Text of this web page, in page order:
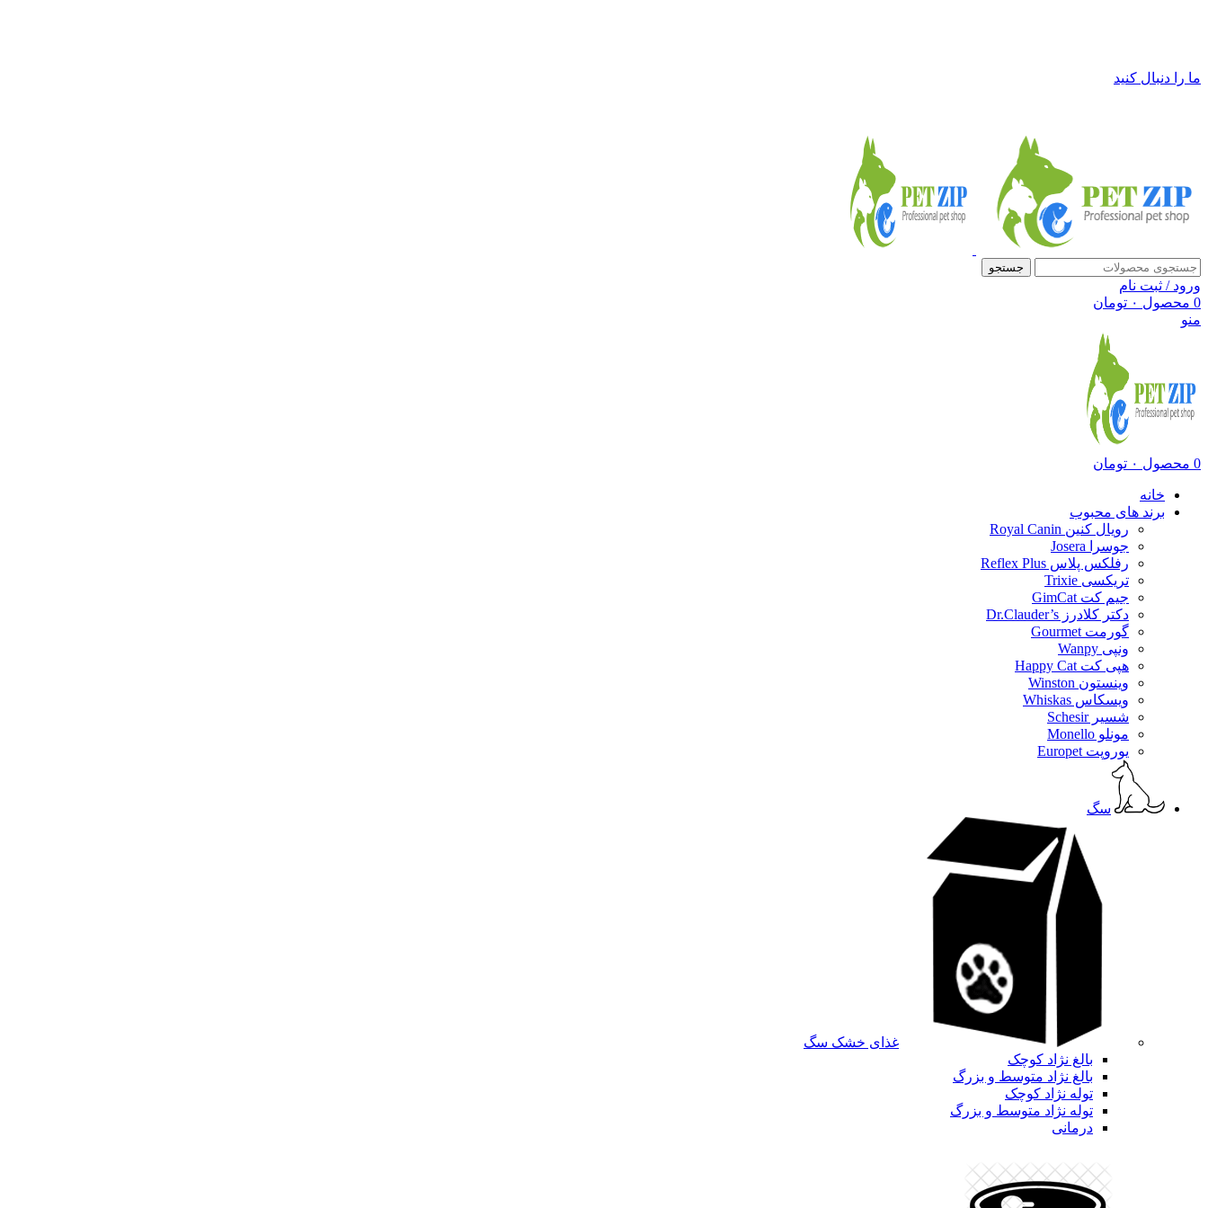
ما را دنبال کنید
جستجو
ورود / ثبت نام
0 محصول ۰ تومان
منو
0 محصول ۰ تومان
خانه
برند های محبوب
رویال کنین Royal Canin
جوسرا Josera
رفلکس پلاس Reflex Plus
تریکسی Trixie
جیم کت GimCat
دکتر کلادرز Dr.Clauder’s
گورمت Gourmet
ونپی Wanpy
هپی کت Happy Cat
وینستون Winston
ویسکاس Whiskas
شسیر Schesir
مونلو Monello
یوروپت Europet
سگ
غذای خشک سگ
بالغ نژاد کوچک
بالغ نژاد متوسط و بزرگ
توله نژاد کوچک
توله نژاد متوسط و بزرگ
درمانی